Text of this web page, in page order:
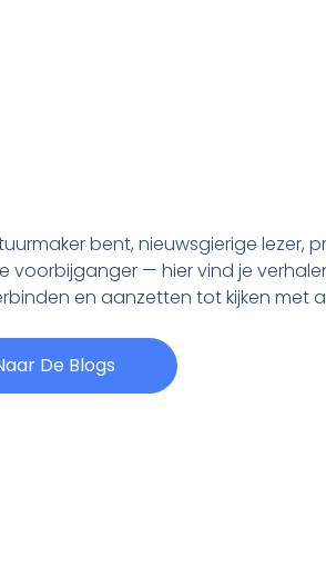
bent, nieuwsgierige lezer,
voorbijganger — hier vind je
en aanzetten tot kijken met
De Blogs